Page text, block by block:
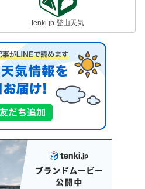
tenki.jp 登山天気